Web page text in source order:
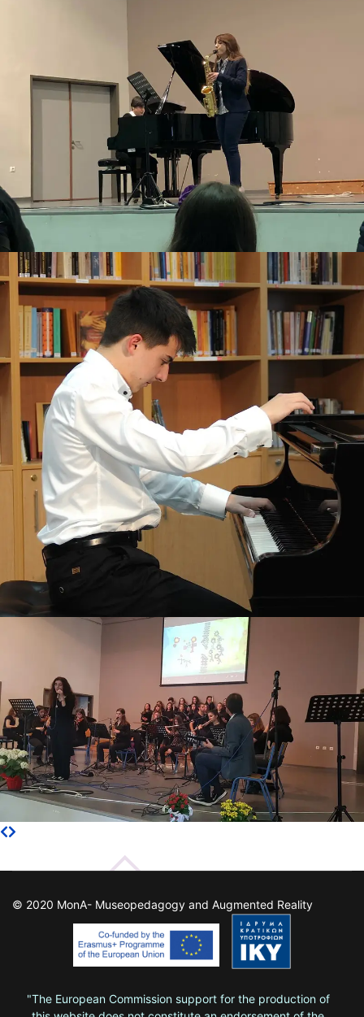
© 2020 MonA- Museopedagogy and Augmented Reality
"The European Commission support for the production of